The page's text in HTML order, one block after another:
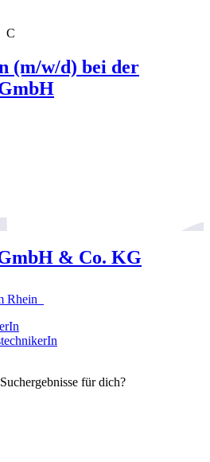
C
(m/w/d) bei der
& Co. KG
Rhein
für dich?